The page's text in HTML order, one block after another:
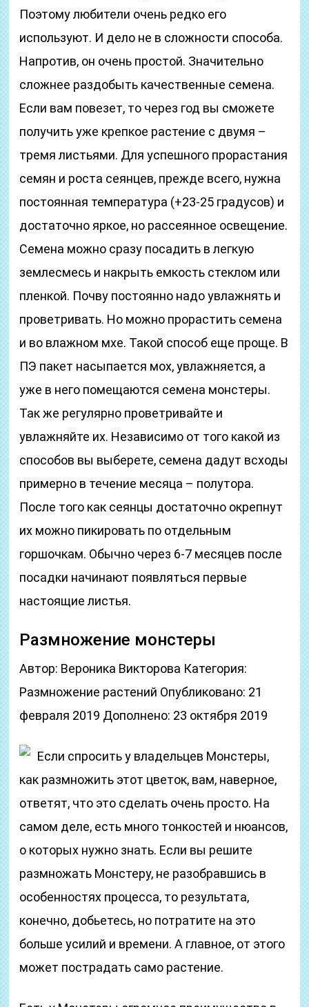
Поэтому любители очень редко его
используют. И дело не в сложности способа.
Напротив, он очень простой. Значительно
сложнее раздобыть качественные семена.
Если вам повезет, то через год вы сможете
получить уже крепкое растение с двумя –
тремя листьями. Для успешного прорастания
семян и роста сеянцев, прежде всего, нужна
постоянная температура (+23-25 градусов) и
достаточно яркое, но рассеянное освещение.
Семена можно сразу посадить в легкую
землесмесь и накрыть емкость стеклом или
пленкой. Почву постоянно надо увлажнять и
проветривать. Но можно прорастить семена
и во влажном мхе. Такой способ еще проще. В
ПЭ пакет насыпается мох, увлажняется, а
уже в него помещаются семена монстеры.
Так же регулярно проветривайте и
увлажняйте их. Независимо от того какой из
способов вы выберете, семена дадут всходы
примерно в течение месяца – полутора.
После того как сеянцы достаточно окрепнут
их можно пикировать по отдельным
горшочкам. Обычно через 6-7 месяцев после
посадки начинают появляться первые
настоящие листья.
Размножение монстеры
Автор: Вероника Викторова Категория:
Размножение растений Опубликовано: 21
февраля 2019 Дополнено: 23 октября 2019
Если спросить у владельцев Монстеры,
как размножить этот цветок, вам, наверное,
ответят, что это сделать очень просто. На
самом деле, есть много тонкостей и нюансов,
о которых нужно знать. Если вы решите
размножать Монстеру, не разобравшись в
особенностях процесса, то результата,
конечно, добьетесь, но потратите на это
больше усилий и времени. А главное, от этого
может пострадать само растение.